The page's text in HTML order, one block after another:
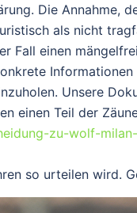
Die Annahme,
als nicht
Fall einen
Unsere
einen Teil der
zu-wolf-
so urteilen wird.